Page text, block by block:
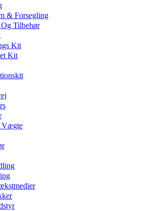
& Forsegling
Tilbehør
Kit
Kit
Vægte